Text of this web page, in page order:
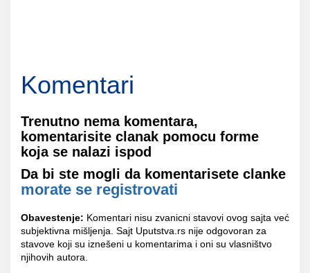
Komentari
Trenutno nema komentara,
komentarisite clanak pomocu forme
koja se nalazi ispod
Da bi ste mogli da komentarisete clanke
morate se registrovati
Obavestenje: Komentari nisu zvanicni stavovi ovog sajta već
subjektivna mišljenja. Sajt Uputstva.rs nije odgovoran za
stavove koji su iznešeni u komentarima i oni su vlasništvo
njihovih autora.